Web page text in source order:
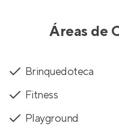
Áreas de
Brinquedoteca
Fitness
Playground